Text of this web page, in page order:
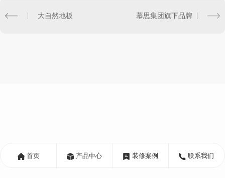
大自然地板 慕思集团旗下品牌
首页 产品中心 装修案例 联系我们